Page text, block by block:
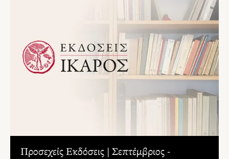
"...Μια χιουμοριστική ιστορία που κάνει τον μικρό αναγνώστη
να γελά αλλά και να αγωνιά με τις περιπέτειες του Μικρού.
Σίγουρα πολλά παιδιά θα ταυτιστούν αλλά και πολλοί γονείς θα
χαμογελάσουν διαβάζοντας αυτό το βιβλίο. Τα παιδιά ζουν το
Τώρα. Κι αυτό που θέλουν, το θέλουν Τώρα. Δεν έχουν
υπομονή. Δεν αντέχουν το «Περίμενε». Έτσι είναι τα παιδιά."
"...θα χαμογελάσετε και ίσως συγκινηθείτε με το βιβλίο. Τα
μικρά θα ξεκαρδιστούνε από την περιπέτεια του μικρού
φτιάχνει κέικ και εσείς όχι;" – mommy treats herself
Προσεχείς Εκδόσεις | Σεπτέμβριος -